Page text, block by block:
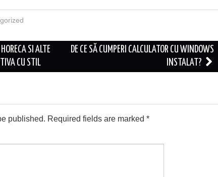
SI ALTE
CU STIL
DE CE SĂ CUMPERI CALCULATOR CU WINDOWS
INSTALAT?
published. Required fields are marked *